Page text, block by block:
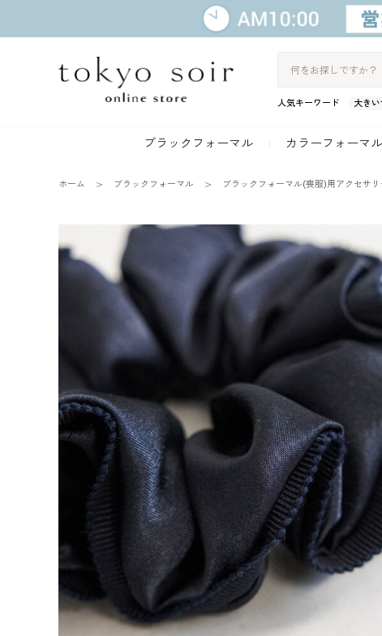
人気キーワード 大き
ブラックフォーマル カラーフォーマル
ホーム ブラックフォーマル ブラックフォーマル(喪服)用アクセサリ